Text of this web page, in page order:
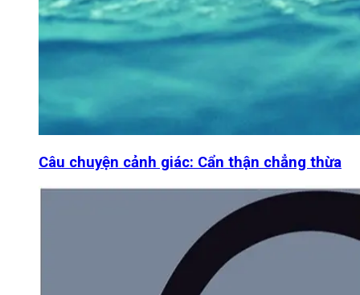
Câu chuyện cảnh giác: Cẩn thận chẳng thừa